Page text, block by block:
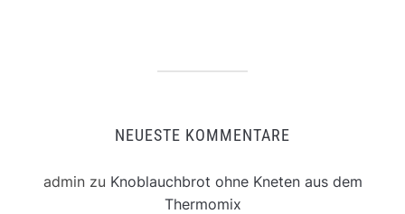
NEUESTE KOMMENTARE
adminzu Knoblauchbrot ohne Kneten aus dem
Thermomix